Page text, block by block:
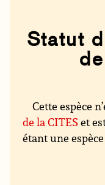
Statut
Cette espèce
de la CITESet
étant une